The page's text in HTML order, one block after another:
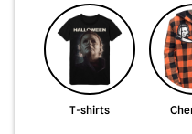
T-shirts